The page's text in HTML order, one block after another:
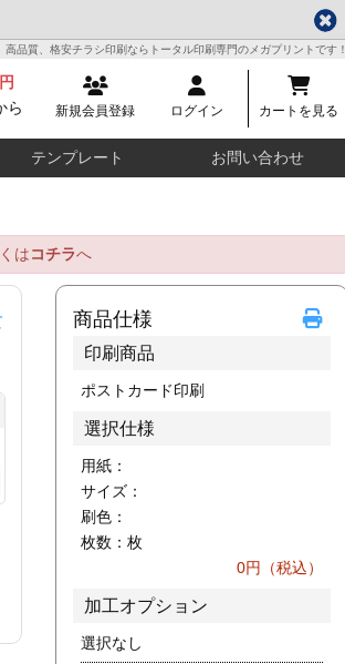
高品質、格安チラシ印刷ならトータル印刷専門のメガプリントです！
新規会員登録 ログイン カートを見る
ら
テンプレート お問い合わせ
はコチラへ
商品仕様
印刷商品
ポストカード印刷
選択仕様
用紙：
サイズ：
刷色：
枚数： 枚
0円（税込）
加工オプション
選択なし